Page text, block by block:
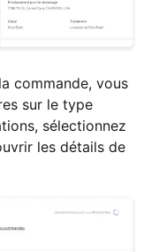
commande, vous
sur le type
sélectionnez
les détails de